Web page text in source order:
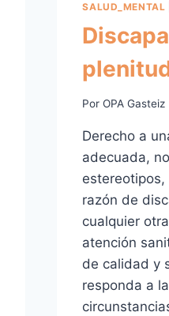
SALUD_MENTAL
Por OPA Gasteiz
Derecho a
adecuada,
estereotipos,
razón de
cualquier
atención
de calidad y
responda a